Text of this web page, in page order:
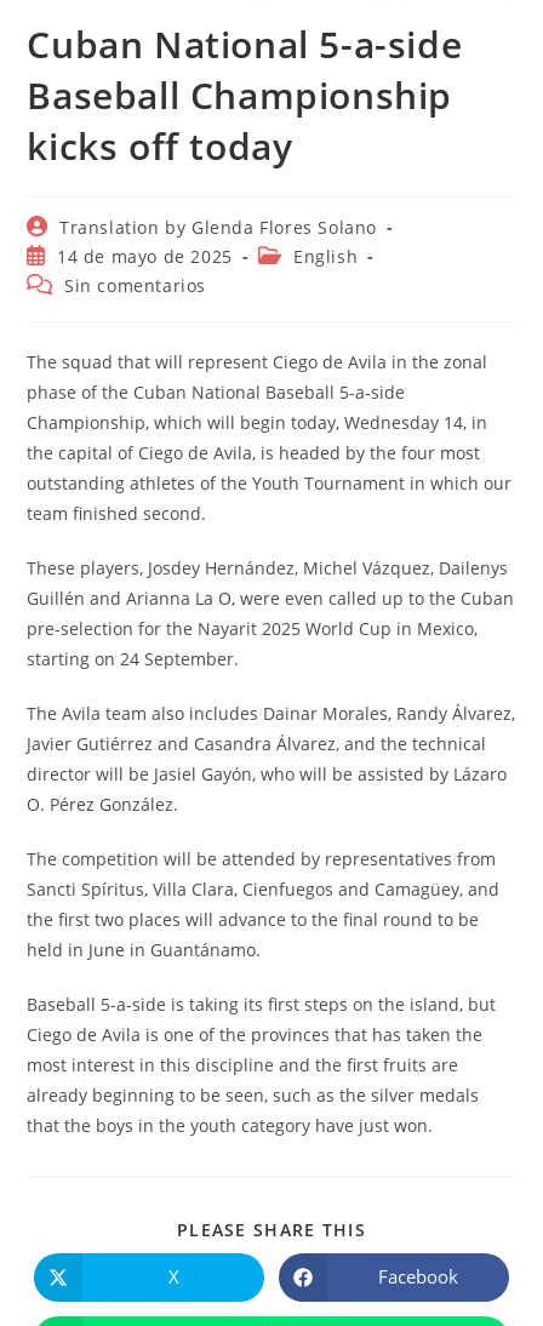
Cuban National 5-a-side
Baseball Championship
kicks off today
Autor
de
la
entrada:
Translation by Glenda Flores Solano
Publicación
de
la
14 de mayo de 2025
Categoría
English
Comentarios
entrada:
Sin comentarios
The squad that will represent Ciego de Avila in the zonal
phase of the Cuban National Baseball 5-a-side
Championship, which will begin today, Wednesday 14, in
the capital of Ciego de Avila, is headed by the four most
outstanding athletes of the Youth Tournament in which our
team finished second.
These players, Josdey Hernández, Michel Vázquez, Dailenys
Guillén and Arianna La O, were even called up to the Cuban
pre-selection for the Nayarit 2025 World Cup in Mexico,
starting on 24 September.
The Avila team also includes Dainar Morales, Randy Álvarez,
Javier Gutiérrez and Casandra Álvarez, and the technical
director will be Jasiel Gayón, who will be assisted by Lázaro
O. Pérez González.
The competition will be attended by representatives from
Sancti Spíritus, Villa Clara, Cienfuegos and Camagüey, and
the first two places will advance to the final round to be
held in June in Guantánamo.
Baseball 5-a-side is taking its first steps on the island, but
Ciego de Avila is one of the provinces that has taken the
most interest in this discipline and the first fruits are
already beginning to be seen, such as the silver medals
that the boys in the youth category have just won.
PLEASE SHARE THIS
abre
en
X Se
abre
en
Facebook